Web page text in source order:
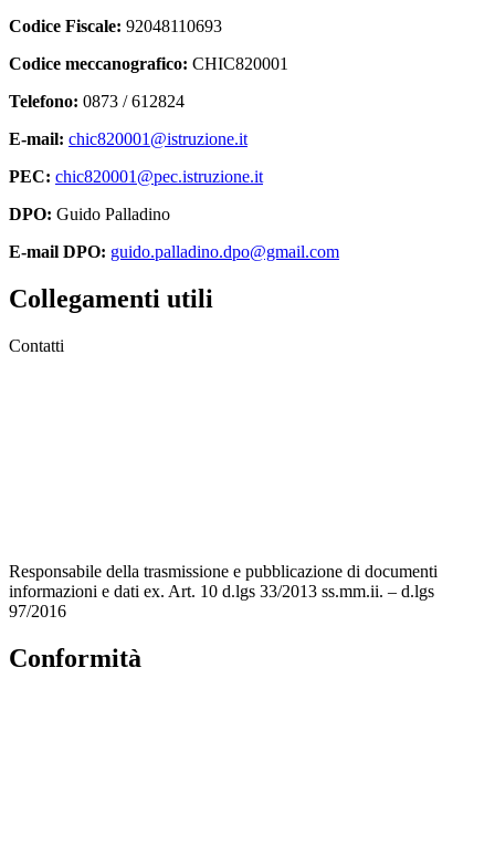
Codice Fiscale: 92048110693
Codice meccanografico: CHIC820001
Telefono: 0873 / 612824
E-mail: chic820001@istruzione.it
PEC: chic820001@pec.istruzione.it
DPO: Guido Palladino
E-mail DPO: guido.palladino.dpo@gmail.com
Collegamenti utili
Contatti
Responsabile della trasmissione e pubblicazione di documenti
informazioni e dati ex. Art. 10 d.lgs 33/2013 ss.mm.ii. – d.lgs
97/2016
Conformità